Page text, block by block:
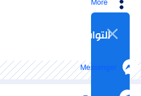
More
التواصل الاجتماعي
Messenger